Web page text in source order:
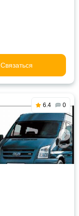
Связаться
6.4 0